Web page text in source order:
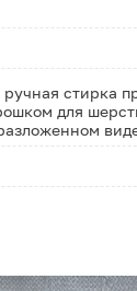
стирка
для